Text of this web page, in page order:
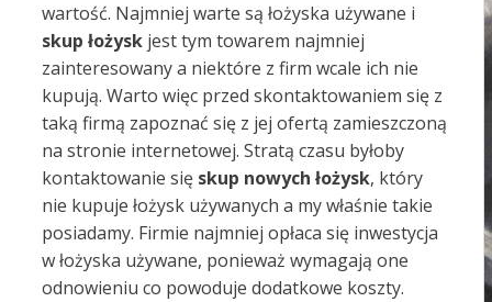
wartość. Najmniej warte są łożyska używane i
skup łożyskjest tym towarem najmniej
zainteresowany a niektóre z firm wcale ich nie
kupują. Warto więc przed skontaktowaniem się z
taką firmą zapoznać się z jej ofertą zamieszczoną
na stronie internetowej. Stratą czasu byłoby
kontaktowanie się skup nowych łożysk, który
nie kupuje łożysk używanych a my właśnie takie
posiadamy. Firmie najmniej opłaca się inwestycja
w łożyska używane, ponieważ wymagają one
odnowieniu co powoduje dodatkowe koszty.